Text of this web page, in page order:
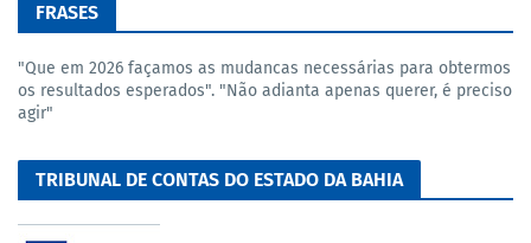
FRASES
"Que em 2026 façamos as mudancas necessárias para obtermos
os resultados esperados". "Não adianta apenas querer, é preciso
agir"
TRIBUNAL DE CONTAS DO ESTADO DA BAHIA